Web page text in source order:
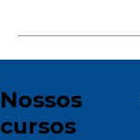
Nossos
cursos